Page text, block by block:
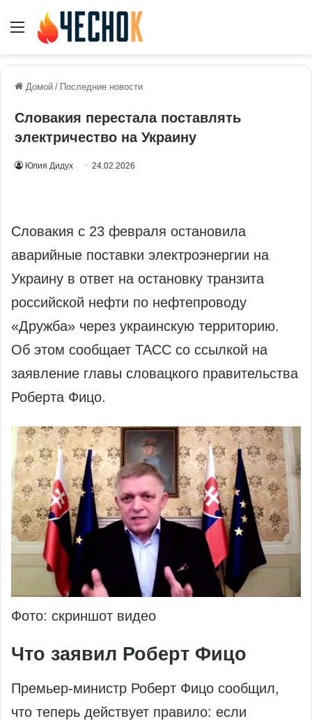
Меню
Домой / Последние новости
Словакия перестала поставлять
электричество на Украину
Юлия Дидух 24.02.2026
Словакия с 23 февраля остановила
аварийные поставки электроэнергии на
Украину в ответ на остановку транзита
российской нефти по нефтепроводу
«Дружба» через украинскую территорию.
Об этом сообщает ТАСС со ссылкой на
заявление главы словацкого правительства
Роберта Фицо.
Фото: скриншот видео
Что заявил Роберт Фицо
Премьер-министр Роберт Фицо сообщил,
что теперь действует правило: если